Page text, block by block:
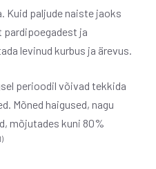
Kuid paljude naiste jaoks
pardipoegadest ja
levinud kurbus ja ärevus.
perioodil võivad tekkida
Mõned haigused, nagu
mõjutades kuni 80%